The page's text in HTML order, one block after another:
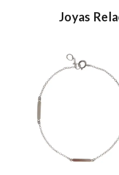
Joyas